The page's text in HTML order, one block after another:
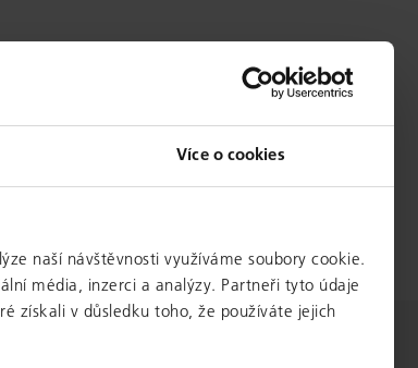
Více o cookies
naší návštěvnosti využíváme soubory cookie.
média, inzerci a analýzy. Partneři tyto údaje
získali v důsledku toho, že používáte jejich